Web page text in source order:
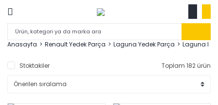
Anasayfa Renault Yedek Parça Laguna Yedek Parça Laguna I
Stoktakiler Toplam 182 ürün